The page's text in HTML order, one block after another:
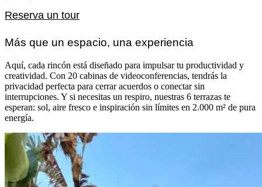
Reserva un tour
Más que un espacio, una experiencia
Aquí, cada rincón está diseñado para impulsar tu productividad y
creatividad. Con 20 cabinas de videoconferencias, tendrás la
privacidad perfecta para cerrar acuerdos o conectar sin
interrupciones. Y si necesitas un respiro, nuestras 6 terrazas te
esperan: sol, aire fresco e inspiración sin límites en 2.000 m² de pura
energía.